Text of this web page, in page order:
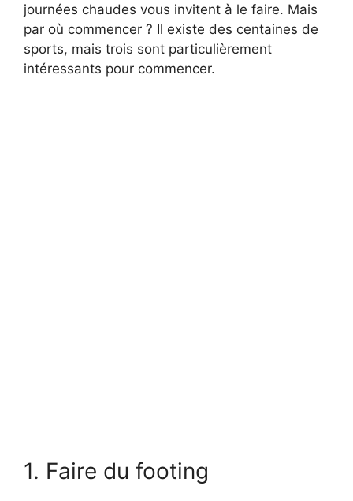
journées chaudes vous invitent à le faire. Mais
par où commencer ? Il existe des centaines de
sports, mais trois sont particulièrement
intéressants pour commencer.
1. Faire du footing